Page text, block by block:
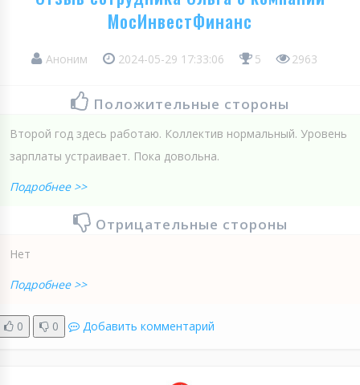
МосИнвестФинанс
Аноним 2024-05-29 17:33:06 5 2963
Положительные стороны
Второй год здесь работаю. Коллектив нормальный. Уровень
зарплаты устраивает. Пока довольна.
Подробнее >>
Отрицательные стороны
Нет
Подробнее >>
0 0 Добавить комментарий